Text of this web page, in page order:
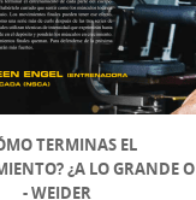
TERMINAS EL
¿A LO GRANDE O
- WEIDER